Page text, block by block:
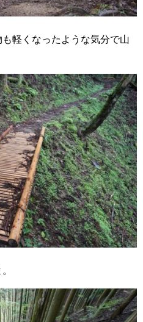
軽くなったような気分で山